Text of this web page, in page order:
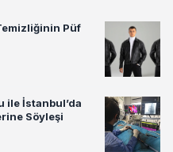
Püf
ile İstanbul’da
Söyleşi